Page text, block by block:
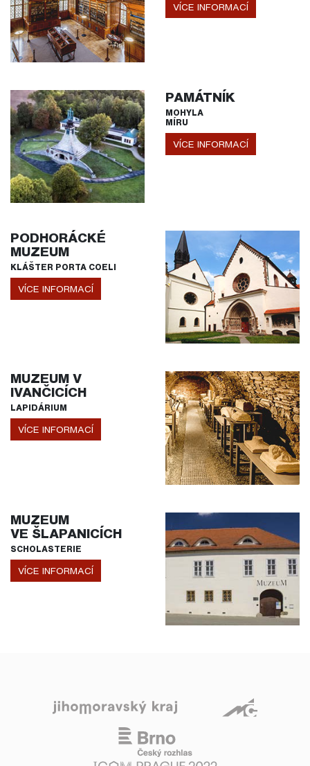
VÍCE INFORMACÍ
PAMÁTNÍK
MOHYLA
MÍRU
VÍCE INFORMACÍ
PODHORÁCKÉ
MUZEUM
KLÁŠTER PORTA COELI
VÍCE INFORMACÍ
MUZEUM V
IVANČICÍCH
LAPIDÁRIUM
VÍCE INFORMACÍ
MUZEUM
VE ŠLAPANICÍCH
SCHOLASTERIE
VÍCE INFORMACÍ